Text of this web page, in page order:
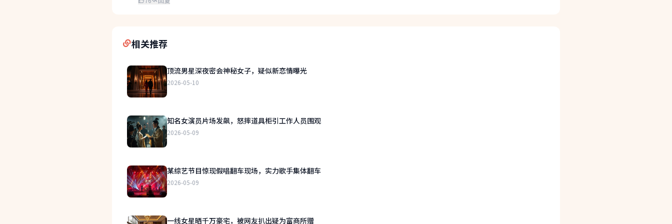
相关推荐
顶流男星深夜密会神秘女子，疑似新恋情曝光
2026-05-10
知名女演员片场发飙，怒摔道具柜引工作人员围观
2026-05-09
某综艺节目惊现假唱翻车现场，实力歌手集体翻车
2026-05-09
一线女星晒千万豪宅，被网友扒出疑为富商所赠